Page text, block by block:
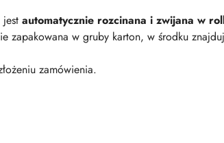
automatycznie rozcinana i zwijana w
zapakowana w gruby karton, w środku
zamówienia.